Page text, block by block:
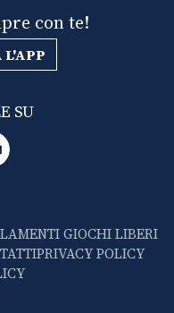
con te!
L'APP
SU
GIOCHI LIBERI
PRIVACY POLICY